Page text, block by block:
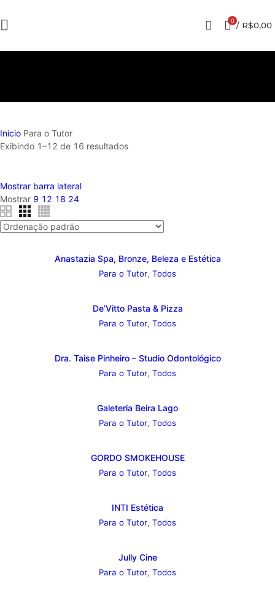
0 / R$0,00
Início Para o Tutor
Exibindo 1–12 de 16 resultados
Mostrar barra lateral
Mostrar 9 12 18 24
Anastazia Spa, Bronze, Beleza e Estética
Para o Tutor, Todos
De’Vitto Pasta & Pizza
Para o Tutor, Todos
Dra. Taise Pinheiro – Studio Odontológico
Para o Tutor, Todos
Galeteria Beira Lago
Para o Tutor, Todos
GORDO SMOKEHOUSE
Para o Tutor, Todos
INTI Estética
Para o Tutor, Todos
Jully Cine
Para o Tutor, Todos